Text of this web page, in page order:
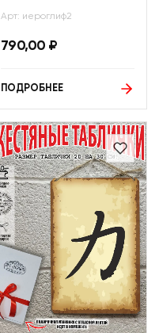
Арт: иероглиф2
790,00 ₽
ПОДРОБНЕЕ